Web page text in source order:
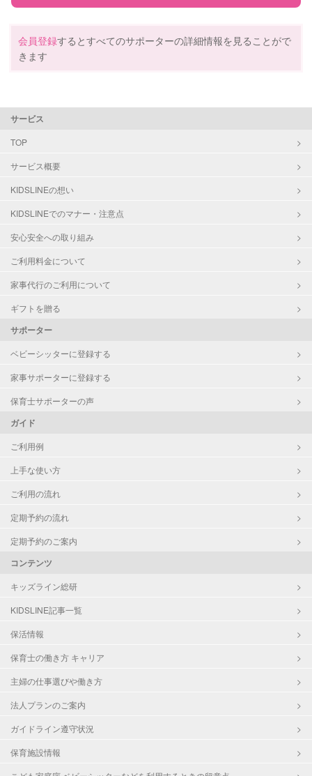
資格
企業型割引対象(旧内閣府補助対象)
対応可能/特徴
障がい児対応
レッスン
定期予約
お子様の撮影
（定期特典）
会員登録するとすべてのサポーターの詳細情報を見ることがで
きます
サービス
TOP
サービス概要
KIDSLINEの想い
KIDSLINEでのマナー・注意点
安心安全への取り組み
ご利用料金について
家事代行のご利用について
ギフトを贈る
サポーター
ベビーシッターに登録する
家事サポーターに登録する
保育士サポーターの声
ガイド
ご利用例
上手な使い方
ご利用の流れ
定期予約の流れ
定期予約のご案内
コンテンツ
キッズライン総研
KIDSLINE記事一覧
保活情報
保育士の働き方 キャリア
主婦の仕事選びや働き方
法人プランのご案内
ガイドライン遵守状況
保育施設情報